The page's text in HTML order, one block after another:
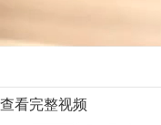
查看完整视频